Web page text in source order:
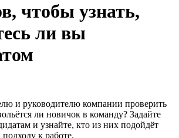
чтобы узнать,
ли вы
и руководителю компании проверить
ли новичок в команду? Задайте
и узнайте, кто из них подойдёт
к работе.